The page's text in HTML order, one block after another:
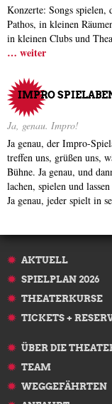
Konzerte: Songs
Pathos, in kleinen
in kleinen Clubs und
… weiter
IMPRO
Ja, genau. Impro!
Ja genau, der Impro-
treffen uns, grüßen uns,
Bühne. Ja genau, und
lachen, spielen und
Ja genau, jeder spielt in
AKTUELL
SPIELPLAN 2026
THEATERKURSE
TICKETS +
ÜBER DIE
TEAM
WEGGEFÄHRTEN